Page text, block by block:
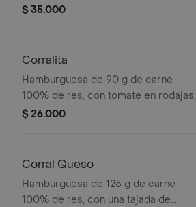
cebolla en rodajas, lechuga y salsas
$ 35.000
Corralita
Hamburguesa de 90 g de carne
100% de res, con tomate en rodajas,
cebolla en rodajas, lechuga, salsa
$ 26.000
Corral Queso
Hamburguesa de 125 g de carne
100% de res, con una tajada de